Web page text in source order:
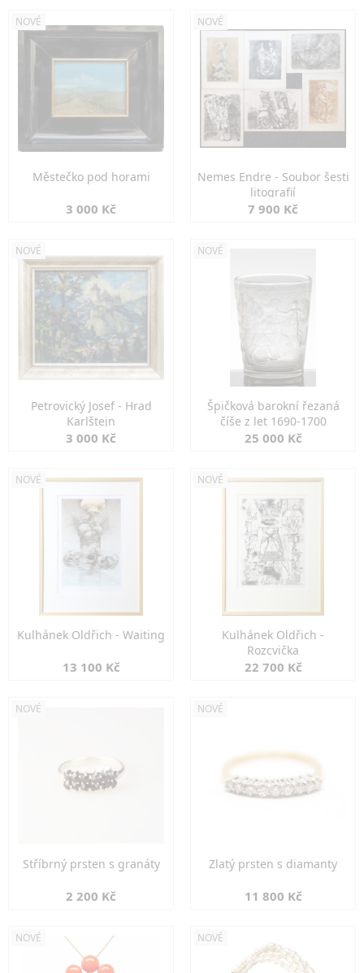
NOVÉ
Městečko pod horami
3 000 Kč
NOVÉ
Nemes Endre - Soubor šesti
litografií
7 900 Kč
NOVÉ
Petrovický Josef - Hrad
Karlštejn
3 000 Kč
NOVÉ
Špičková barokní řezaná
číše z let 1690-1700
25 000 Kč
NOVÉ
Kulhánek Oldřich - Waiting
13 100 Kč
NOVÉ
Kulhánek Oldřich -
Rozcvička
22 700 Kč
NOVÉ
Stříbrný prsten s granáty
2 200 Kč
NOVÉ
Zlatý prsten s diamanty
11 800 Kč
NOVÉ NOVÉ